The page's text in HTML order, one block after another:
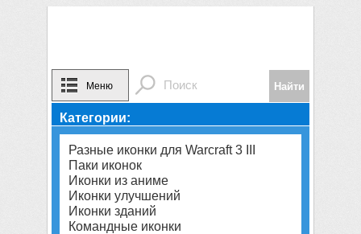
Меню
Категории:
Разные иконки для Warcraft 3 III
Паки иконок
Иконки из аниме
Иконки улучшений
Иконки зданий
Командные иконки